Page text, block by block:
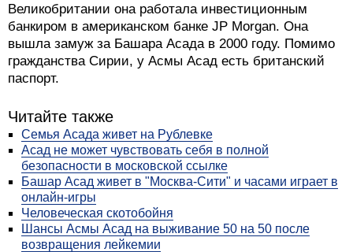
Великобритании она работала инвестиционным
банкиром в американском банке JP Morgan. Она
вышла замуж за Башара Асада в 2000 году. Помимо
гражданства Сирии, у Асмы Асад есть британский
паспорт.
Читайте также
Семья Асада живет на Рублевке
Асад не может чувствовать себя в полной
безопасности в московской ссылке
Башар Асад живет в "Москва-Сити" и часами играет в
онлайн-игры
Человеческая скотобойня
Шансы Асмы Асад на выживание 50 на 50 после
возвращения лейкемии